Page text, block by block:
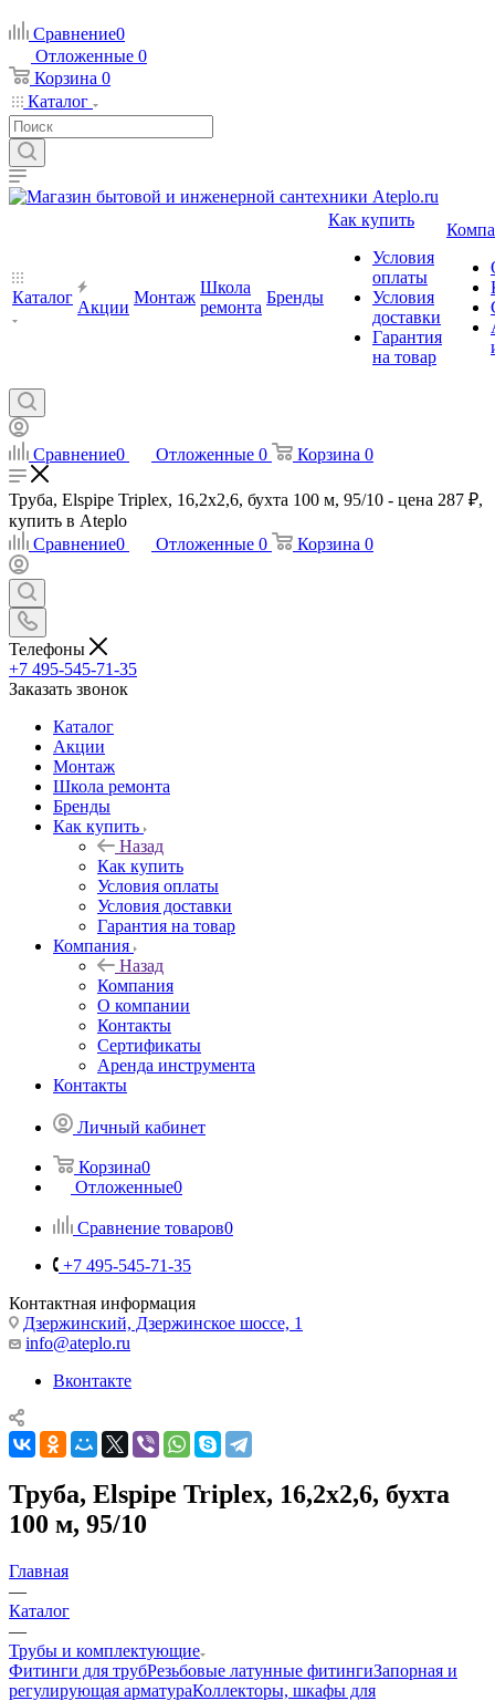
Сравнение0
Отложенные 0
Корзина 0
Каталог
Каталог
Акции
Монтаж
Школа
ремонта
Бренды
Как купить
Условия
оплаты
Условия
доставки
Гарантия
на товар
Сравнение0 Отложенные 0 Корзина 0
Труба, Elspipe Triplex, 16,2x2,6, бухта 100 м, 95/10 - цена 287 ₽,
купить в Ateplo
Сравнение0 Отложенные 0 Корзина 0
Телефоны
+7 495-545-71-35
Заказать звонок
Каталог
Акции
Монтаж
Школа ремонта
Бренды
Как купить
Назад
Как купить
Условия оплаты
Условия доставки
Гарантия на товар
Компания
Назад
Компания
О компании
Контакты
Сертификаты
Аренда инструмента
Контакты
Личный кабинет
Корзина0
Отложенные0
Сравнение товаров0
+7 495-545-71-35
Контактная информация
Дзержинский, Дзержинское шоссе, 1
info@ateplo.ru
Вконтакте
Труба, Elspipe Triplex, 16,2x2,6, бухта
100 м, 95/10
Главная
—
Каталог
—
Трубы и комплектующие
Фитинги для трубРезьбовые латунные фитингиЗапорная и
регулирующая арматураКоллекторы, шкафы для